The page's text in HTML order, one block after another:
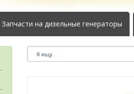
Запчасти на дизельные генераторы